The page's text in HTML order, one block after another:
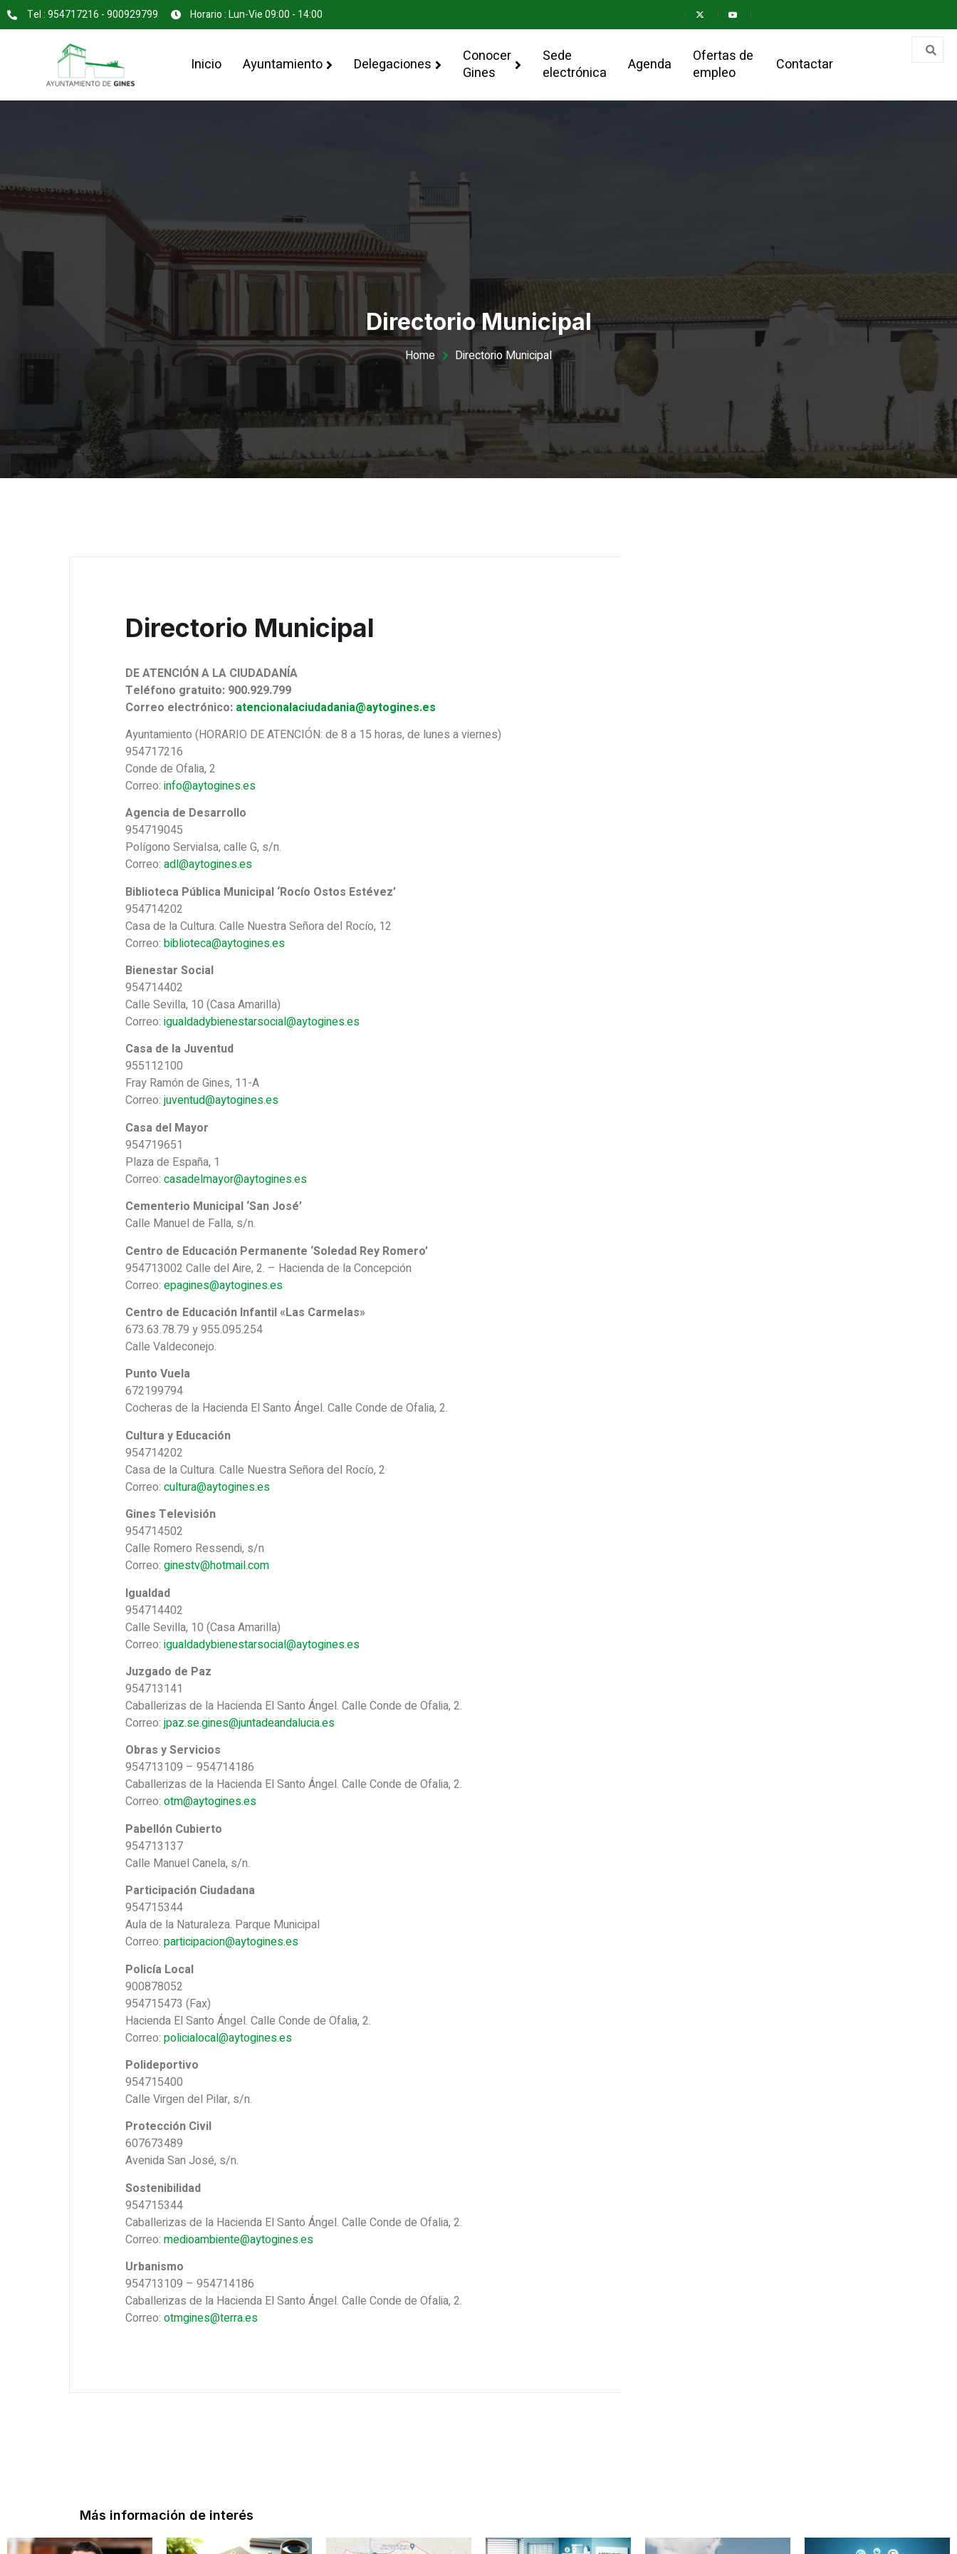
Tel : 954717216 - 900929799 Horario : Lun-Vie 09:00 - 14:00
Inicio Ayuntamiento Delegaciones
Conocer
Gines
Sede
electrónica
Agenda
Ofertas de
empleo
Contactar
Directorio Municipal
Home Directorio Municipal
Directorio Municipal
DE ATENCIÓN A LA CIUDADANÍA
Teléfono gratuito: 900.929.799
Correo electrónico: atencionalaciudadania@aytogines.es
Ayuntamiento (HORARIO DE ATENCIÓN: de 8 a 15 horas, de lunes a viernes)
954717216
Conde de Ofalia, 2
Correo: info@aytogines.es
Agencia de Desarrollo
954719045
Polígono Servialsa, calle G, s/n.
Correo: adl@aytogines.es
Biblioteca Pública Municipal ‘Rocío Ostos Estévez’
954714202
Casa de la Cultura. Calle Nuestra Señora del Rocío, 12
Correo: biblioteca@aytogines.es
Bienestar Social
954714402
Calle Sevilla, 10 (Casa Amarilla)
Correo: igualdadybienestarsocial@aytogines.es
Casa de la Juventud
955112100
Fray Ramón de Gines, 11-A
Correo:juventud@aytogines.es
Casa del Mayor
954719651
Plaza de España, 1
Correo: casadelmayor@aytogines.es
Cementerio Municipal ‘San José’
Calle Manuel de Falla, s/n.
Centro de Educación Permanente ‘Soledad Rey Romero’
954713002 Calle del Aire, 2. – Hacienda de la Concepción
Correo: epagines@aytogines.es
Centro de Educación Infantil «Las Carmelas»
673.63.78.79 y 955.095.254
Calle Valdeconejo.
Punto Vuela
672199794
Cocheras de la Hacienda El Santo Ángel. Calle Conde de Ofalia, 2.
Cultura y Educación
954714202
Casa de la Cultura. Calle Nuestra Señora del Rocío, 2
Correo: cultura@aytogines.es
Gines Televisión
954714502
Calle Romero Ressendi, s/n
Correo: ginestv@hotmail.com
Igualdad
954714402
Calle Sevilla, 10 (Casa Amarilla)
Correo: igualdadybienestarsocial@aytogines.es
Juzgado de Paz
954713141
Caballerizas de la Hacienda El Santo Ángel. Calle Conde de Ofalia, 2.
Correo:jpaz.se.gines@juntadeandalucia.es
Obras y Servicios
954713109 – 954714186
Caballerizas de la Hacienda El Santo Ángel. Calle Conde de Ofalia, 2.
Correo: otm@aytogines.es
Pabellón Cubierto
954713137
Calle Manuel Canela, s/n.
Participación Ciudadana
954715344
Aula de la Naturaleza. Parque Municipal
Correo: participacion@aytogines.es
Policía Local
900878052
954715473 (Fax)
Hacienda El Santo Ángel. Calle Conde de Ofalia, 2.
Correo: policialocal@aytogines.es
Polideportivo
954715400
Calle Virgen del Pilar, s/n.
Protección Civil
607673489
Avenida San José, s/n.
Sostenibilidad
954715344
Caballerizas de la Hacienda El Santo Ángel. Calle Conde de Ofalia, 2.
Correo: medioambiente@aytogines.es
Urbanismo
954713109 – 954714186
Caballerizas de la Hacienda El Santo Ángel. Calle Conde de Ofalia, 2.
Correo: otmgines@terra.es
Más información de interés